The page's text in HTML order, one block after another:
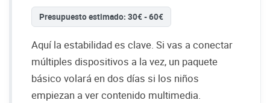
Presupuesto estimado: 30€ - 60€
Aquí la estabilidad es clave. Si vas a conectar
múltiples dispositivos a la vez, un paquete
básico volará en dos días si los niños
empiezan a ver contenido multimedia.